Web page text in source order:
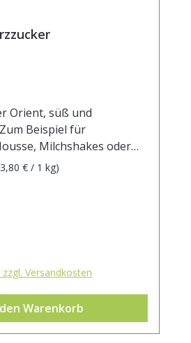
Orient, süß und
Beispiel für
Milchshakes oder
Rohrohrzucker, Zimt,
€ / 1 kg)
Versandkosten
Warenkorb